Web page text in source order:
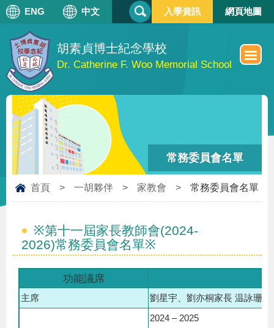
胡素貞博士紀念學校
Dr. Catherine F. Woo Memorial School
ENG 中文 搜
尋
單
入學資訊 網頁地圖
常務委員會名單
首頁 > 一胡夥伴 > 家教會 > 常務委員會名單
※第十一屆家長教師會(2024-
2026)常務委員會名單※
功能議席
主席 劉星宇、劉亦桐家長 温詠珊女
2024 – 2025